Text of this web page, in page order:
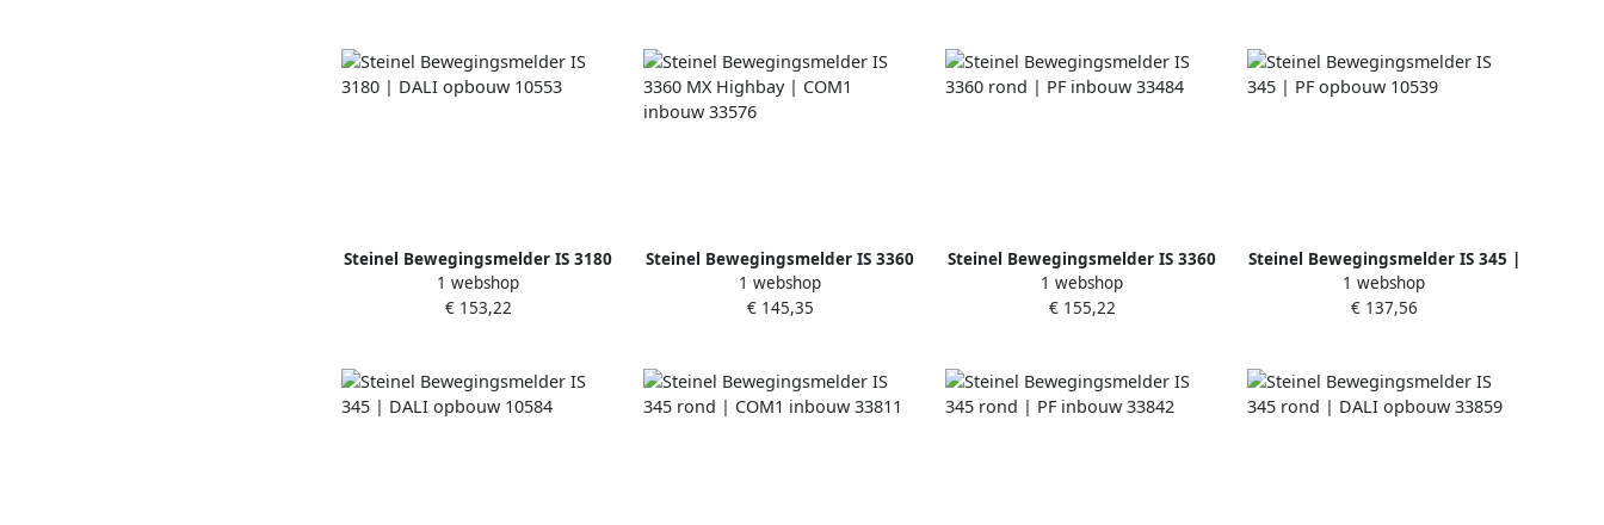
Steinel Bewegingsmelder IS 3180
| DALI opbouw 10553
1 webshop
€ 153,22
Steinel Bewegingsmelder IS 3360
MX Highbay | COM1 inbouw
33576
1 webshop
€ 145,35
Steinel Bewegingsmelder IS 3360
rond | PF inbouw 33484
1 webshop
€ 155,22
Steinel Bewegingsmelder IS 345 |
PF opbouw 10539
1 webshop
€ 137,56